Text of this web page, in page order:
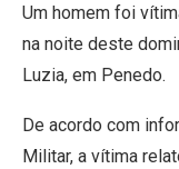
Um homem foi
na noite deste
Luzia, em Penedo.
De acordo com
Militar, a vítima